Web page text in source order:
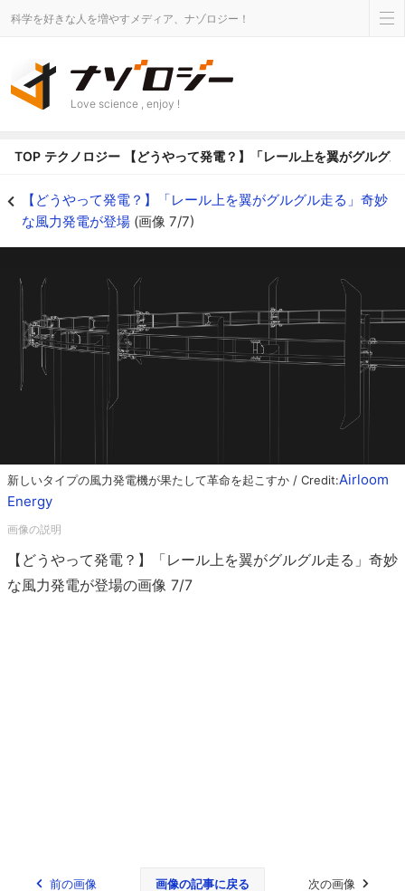
科学を好きな人を増やすメディア、ナゾロジー！
Love science , enjoy !
TOP テクノロジー 【どうやって発電？】「レール上を翼がグルグ
【どうやって発電？】「レール上を翼がグルグル走る」奇妙
な風力発電が登場 (画像 7/7)
新しいタイプの風力発電機が果たして革命を起こすか / Credit:Airloom
Energy
【どうやって発電？】「レール上を翼がグルグル走る」奇妙
な風力発電が登場の画像 7/7
前の画像 画像の記事に戻る 次の画像